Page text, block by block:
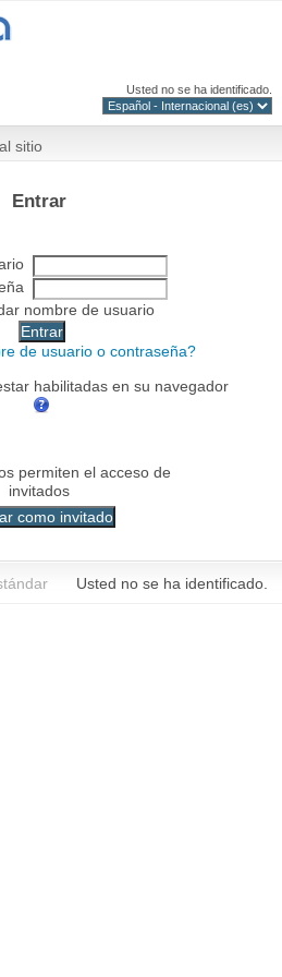
Usted no se ha identificado.
sitio
Entrar
nombre de usuario
de usuario o contraseña?
habilitadas en su navegador
permiten el acceso de
invitados
Usted no se ha identificado.